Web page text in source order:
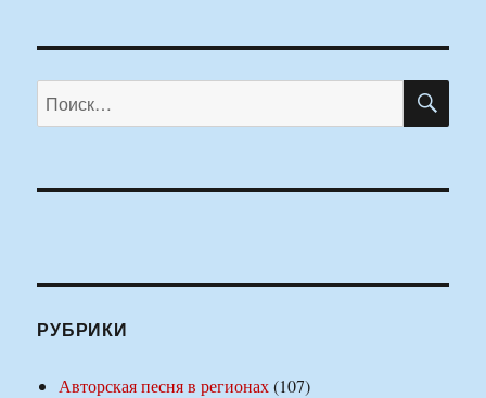
Искать:
РУБРИКИ
Авторская песня в регионах(107)